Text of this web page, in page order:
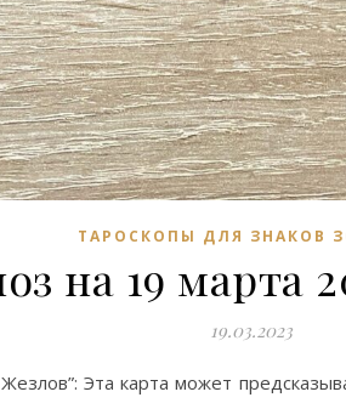
ТАРОСКОПЫ ДЛЯ ЗНАКОВ
на 19 марта
19.03.2023
Эта карта может